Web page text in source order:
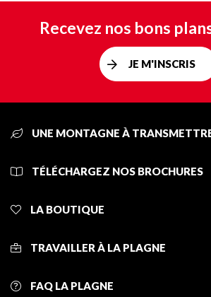
Recevez nos bons
JE M'INSCRIS
UNE MONTAGNE À
TÉLÉCHARGEZ NOS BROCHURES
LA BOUTIQUE
TRAVAILLER À LA PLAGNE
FAQ LA PLAGNE